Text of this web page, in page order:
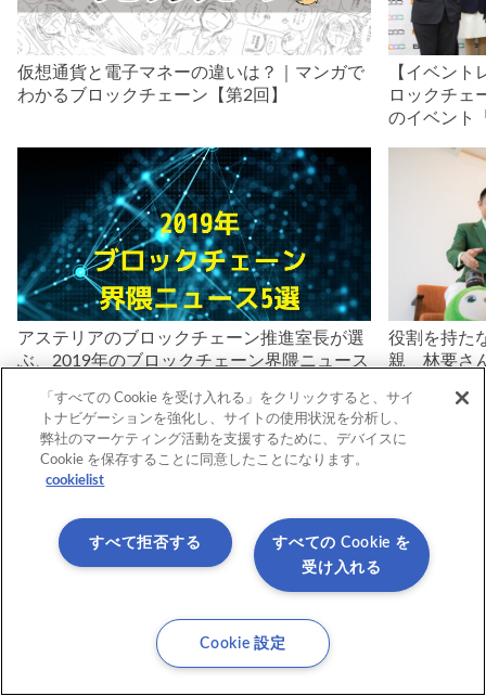
仮想通貨と電子マネーの違いは？｜マンガで
わかるブロックチェーン【第2回】
【イベン
ロックチェ
のイベント
アステリアのブロックチェーン推進室長が選
ぶ、2019年のブロックチェーン界隈ニュース
役割を持た
親 林要さ
「すべての Cookie を受け入れる」をクリックすると、サイ
トナビゲーションを強化し、サイトの使用状況を分析し、
弊社のマーケティング活動を支援するために、デバイスに
Cookie を保存することに同意したことになります。
cookielist
すべての Cookie を
受け入れる
すべて拒否する
Cookie 設定